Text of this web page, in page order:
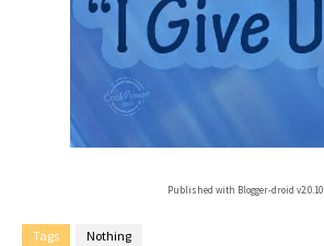
Published with Blogger-droid v2.0.10
Tags Nothing